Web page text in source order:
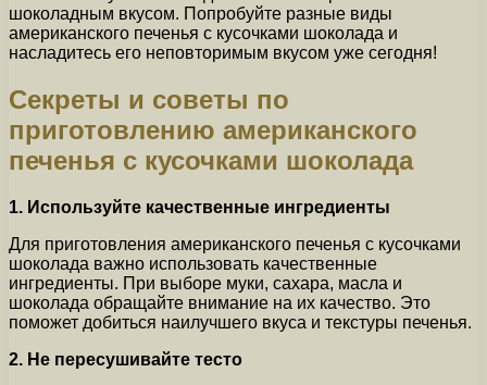
шоколадным вкусом. Попробуйте разные виды
американского печенья с кусочками шоколада и
насладитесь его неповторимым вкусом уже сегодня!
Секреты и советы по
приготовлению американского
печенья с кусочками шоколада
1. Используйте качественные ингредиенты
Для приготовления американского печенья с кусочками
шоколада важно использовать качественные
ингредиенты. При выборе муки, сахара, масла и
шоколада обращайте внимание на их качество. Это
поможет добиться наилучшего вкуса и текстуры печенья.
2. Не пересушивайте тесто